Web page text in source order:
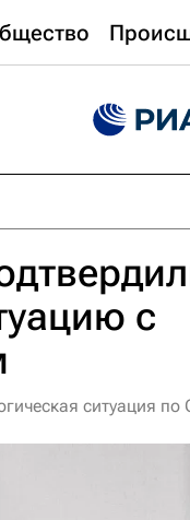
с
ситуация по